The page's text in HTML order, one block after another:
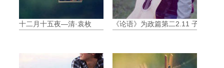
十二月十五夜—清·袁枚 《论语》为政篇第二2.11 子曰:“温